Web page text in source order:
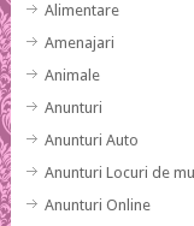
Alimentare
Amenajari
Animale
Anunturi
Anunturi Auto
Anunturi Locuri de
Anunturi Online